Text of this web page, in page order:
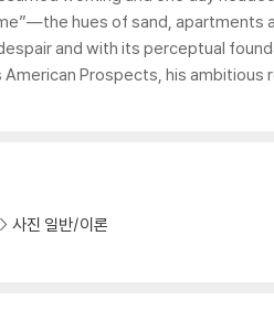
hues of sand, apartments
and with its perceptual
American Prospects, his
사진 일반/이론